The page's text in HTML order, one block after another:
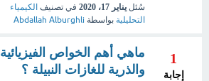
سُئل يناير 17، 2020 في تصنيف الكيمياء
التحليلية بواسطة Abdallah Alburghli
1
إجابة
ماهي أهم الخواص الفيزيائية
والذرية للغازات النبيلة ؟